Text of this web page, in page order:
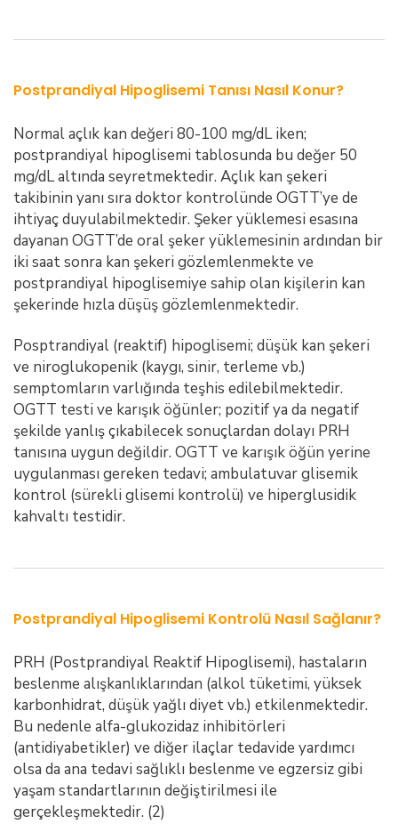
Postprandiyal Hipoglisemi Tanısı Nasıl Konur?
Normal açlık kan değeri 80-100 mg/dL iken;
postprandiyal hipoglisemi tablosunda bu değer 50
mg/dL altında seyretmektedir. Açlık kan şekeri
takibinin yanı sıra doktor kontrolünde OGTT’ye de
ihtiyaç duyulabilmektedir. Şeker yüklemesi esasına
dayanan OGTT’de oral şeker yüklemesinin ardından bir
iki saat sonra kan şekeri gözlemlenmekte ve
postprandiyal hipoglisemiye sahip olan kişilerin kan
şekerinde hızla düşüş gözlemlenmektedir.
Posptrandiyal (reaktif) hipoglisemi; düşük kan şekeri
ve niroglukopenik (kaygı, sinir, terleme vb.)
semptomların varlığında teşhis edilebilmektedir.
OGTT testi ve karışık öğünler; pozitif ya da negatif
şekilde yanlış çıkabilecek sonuçlardan dolayı PRH
tanısına uygun değildir. OGTT ve karışık öğün yerine
uygulanması gereken tedavi; ambulatuvar glisemik
kontrol (sürekli glisemi kontrolü) ve hiperglusidik
kahvaltı testidir.
Postprandiyal Hipoglisemi Kontrolü Nasıl Sağlanır?
PRH (Postprandiyal Reaktif Hipoglisemi), hastaların
beslenme alışkanlıklarından (alkol tüketimi, yüksek
karbonhidrat, düşük yağlı diyet vb.) etkilenmektedir.
Bu nedenle alfa-glukozidaz inhibitörleri
(antidiyabetikler) ve diğer ilaçlar tedavide yardımcı
olsa da ana tedavi sağlıklı beslenme ve egzersiz gibi
yaşam standartlarının değiştirilmesi ile
gerçekleşmektedir. (2)